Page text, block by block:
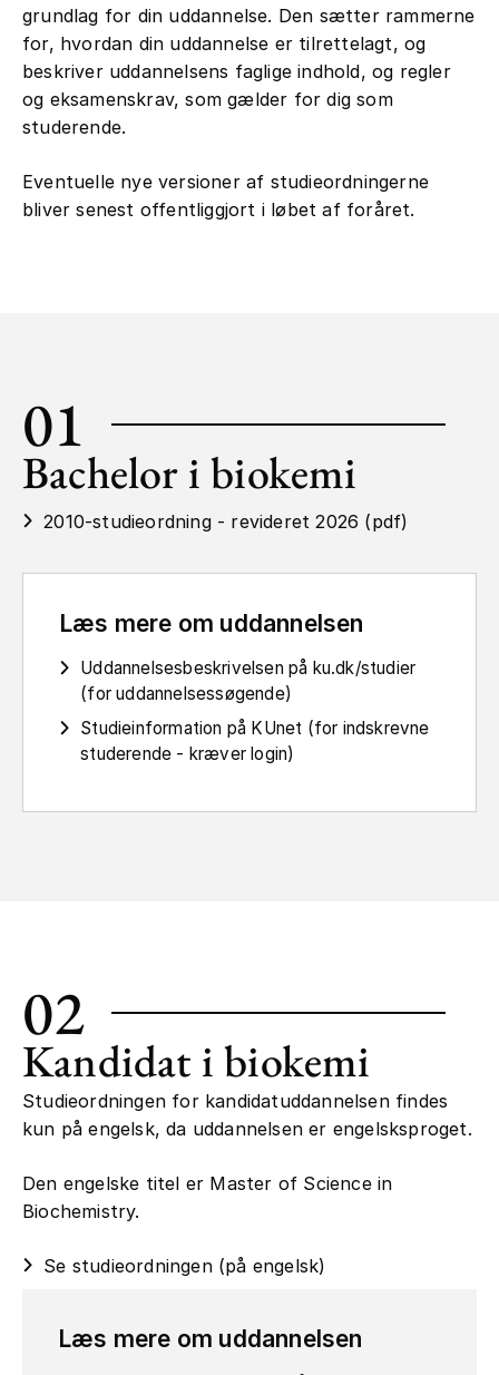
grundlag for din uddannelse. Den sætter rammerne
for, hvordan din uddannelse er tilrettelagt, og
beskriver uddannelsens faglige indhold, og regler
og eksamenskrav, som gælder for dig som
studerende.
Eventuelle nye versioner af studieordningerne
bliver senest offentliggjort i løbet af foråret.
01
Bachelor i biokemi
Læs mere om uddannelsen
Uddannelsesbeskrivelsen på ku.dk/studier
(for uddannelsessøgende)
Studieinformation på KUnet (for indskrevne
studerende - kræver login)
2010-studieordning - revideret 2026 (pdf)
02
Kandidat i biokemi
Læs mere om uddannelsen
Studieordningen for kandidatuddannelsen findes
kun på engelsk, da uddannelsen er engelsksproget.
Den engelske titel er Master of Science in
Biochemistry.
Se studieordningen (på engelsk)